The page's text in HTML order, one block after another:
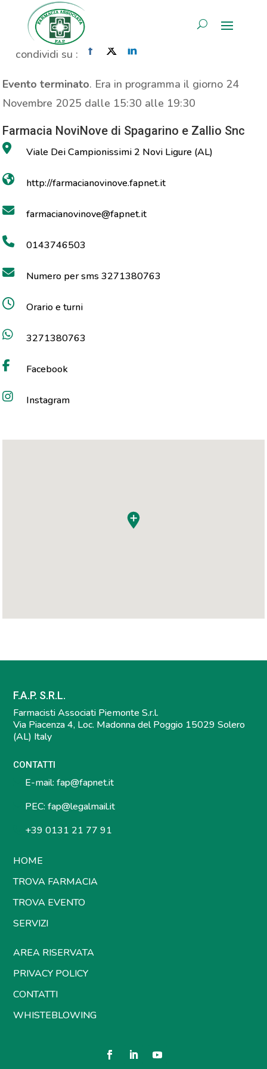
AREA RISERVATA
MOC
Home» Evento» MOC
condividi su :
Evento terminato. Era in programma il giorno 24
Novembre 2025 dalle 15:30 alle 19:30
Farmacia NoviNove di Spagarino e Zallio Snc
Viale Dei Campionissimi 2 Novi Ligure (AL)
http://farmacianovinove.fapnet.it
farmacianovinove@fapnet.it
0143746503
Numero per sms 3271380763
Orario e turni
3271380763
Facebook
Instagram
F.A.P. S.R.L.
Farmacisti Associati Piemonte S.r.l.
Via Piacenza 4, Loc. Madonna del Poggio 15029 Solero
(AL) Italy
CONTATTI
E-mail: fap@fapnet.it
PEC: fap@legalmail.it
+39 0131 21 77 91
HOME
TROVA FARMACIA
TROVA EVENTO
SERVIZI
AREA RISERVATA
PRIVACY POLICY
CONTATTI
WHISTEBLOWING